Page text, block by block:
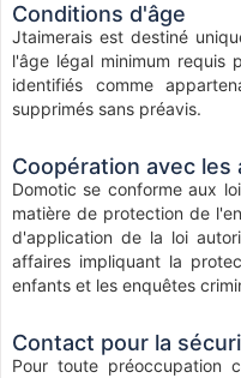
Conditions d'âge
Jtaimerais est destiné
l'âge légal minimum requis
identifiés comme
supprimés sans préavis.
Coopération avec les
Domotic se conforme aux
matière de protection de
d'application de la loi
affaires impliquant la
enfants et les enquêtes
Contact pour la
Pour toute préoccupation